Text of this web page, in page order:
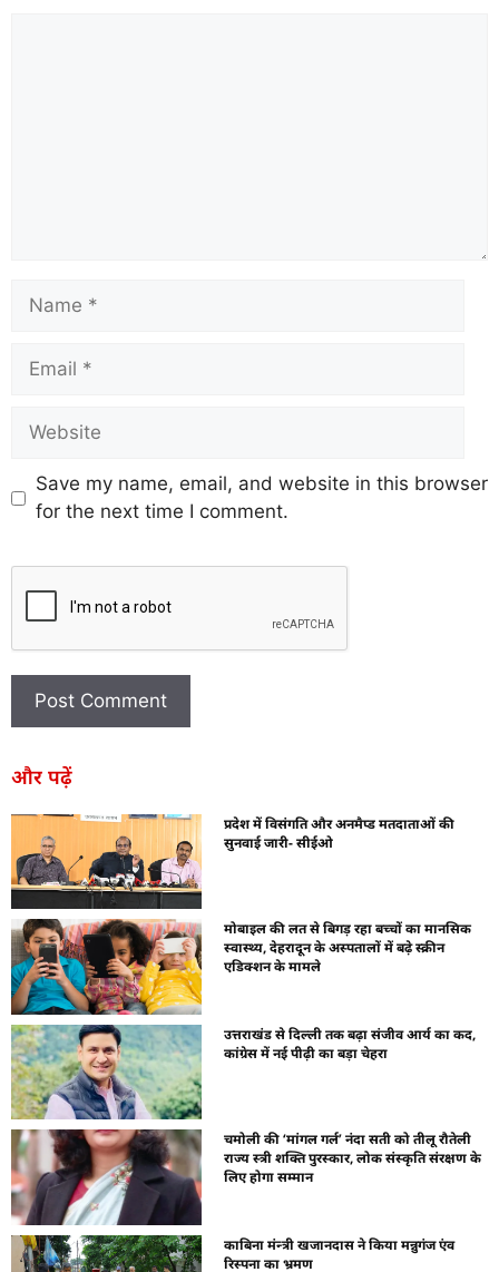
Save my name, email, and website in this browser
for the next time I comment.
और पढ़ें
प्रदेश में विसंगति और अनमैप्ड मतदाताओं की
सुनवाई जारी- सीईओ
मोबाइल की लत से बिगड़ रहा बच्चों का मानसिक
स्वास्थ्य, देहरादून के अस्पतालों में बढ़े स्क्रीन
एडिक्शन के मामले
उत्तराखंड से दिल्ली तक बढ़ा संजीव आर्य का कद,
कांग्रेस में नई पीढ़ी का बड़ा चेहरा
चमोली की ‘मांगल गर्ल’ नंदा सती को तीलू रौतेली
राज्य स्त्री शक्ति पुरस्कार, लोक संस्कृति संरक्षण के
लिए होगा सम्मान
काबिना मंन्त्री खजानदास ने किया मन्नुगंज एंव
रिस्पना का भ्रमण